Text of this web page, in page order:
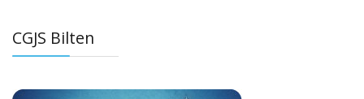
CGJS Bilten